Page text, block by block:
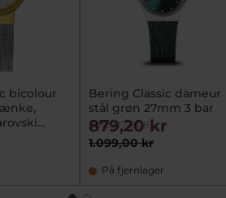
bicolour
Bering Classic dameur
stål grøn 27mm 3 bar
be12927-808
1.099,00 kr
879,20 kr
På fjernlager